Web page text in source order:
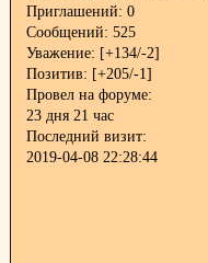
Приглашений: 0
Сообщений: 525
Уважение: [+134/-2]
Позитив: [+205/-1]
Провел на форуме:
23 дня 21 час
Последний визит:
2019-04-08 22:28:44